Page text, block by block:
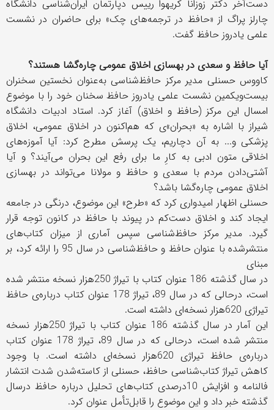
دست‌آخر دکتر زوزانا کریهوا رییس دپارتمان ایران‌شناسی دانشگاه
چارلز پراگ از «حافظ در ترجمه‌های چک» برای حاضران در نشست
علمی یادروز حافظ گفت.
آیا حافظ و سعدی در بهسازی اخلاق عمومی چاره‌گشا هستند؟
کاووس حسنلی مدیر مرکز حافظ‌شناسی به‌عنوان نخستین سخنران
بیست‌ویکمین نشست علمی یادروز حافظ سخنان خود را با موضوع
امسال این مرکز (حافظ و اخلاق) آغاز کرد. استاد ادبیات دانشگاه
شیراز با اشاره به «بحران»ی که هم‌اکنون در اخلاق عمومی، اخلاق
پزشکی و... به آن دچاریم، یک پرسش مطرح کرد: آیا آموزه‌های
اخلاقی متون ادبی به کارِ ما برای رفع این بحران می‌آیند؟ و آیا
آشتی‌دادن مردم با سعدی و حافظ و مولانا می‌تواند در بهسازی
اخلاق عمومی چاره‌گشا باشد؟
حسنلی اظهار امیدواری کرد که «طرح» این موضوع، درنگی در جامعه
ایجاد کند و اخلاق دست‌کم در پیوند با حافظ در کانون توجه قرار
گیرد. مدیر مرکز حافظ‌شناسی سپس آماری از میزان کتاب‌های
منتشرشده با عنوان حافظ و حافظ‌شناسی در سال 95 را ارائه کرد، بر
مبنای
در سال گذشته 186 عنوان کتاب با تیراژ 250هزار نسخه منتشر شده
است، درحالی که در سال 89، تیراژ 178 عنوان کتاب درباره‌ی حافظ
تیراژی 620هزار نسخه‌ای داشته است.
این آمار در سال گذشته 186 عنوان کتاب با تیراژ 250هزار نسخه
منتشر شده است، درحالی که در سال 89، تیراژ 178 عنوان کتاب
درباره‌ی حافظ تیراژی 620هزار نسخه‌ای داشته است. با وجود
کاهش تیراژ کتاب‌شناسی حافظ، حسنلی از کاسته‌شدن شدت انتشار
فالنامه و افزایش 10درصدی کتاب‌های تحلیل درباره حافظ درسال
گذشته خبر داد و این موضوع را قابل‌تأمل عنوان کرد.